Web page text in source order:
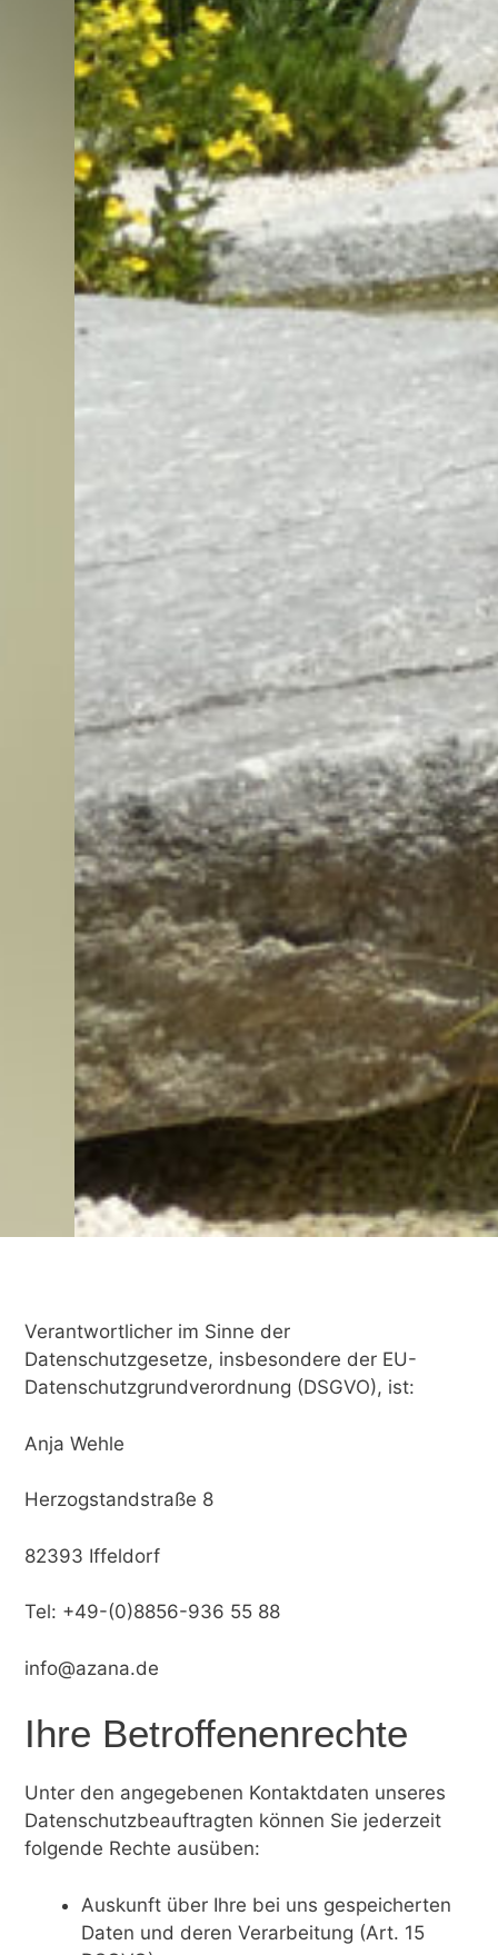
Verantwortlicher im Sinne der
Datenschutzgesetze, insbesondere der EU-
Datenschutzgrundverordnung (DSGVO), ist:
Anja Wehle
Herzogstandstraße 8
82393 Iffeldorf
Tel: +49-(0)8856-936 55 88
info@azana.de
Ihre Betroffenenrechte
Unter den angegebenen Kontaktdaten unseres
Datenschutzbeauftragten können Sie jederzeit
folgende Rechte ausüben:
Auskunft über Ihre bei uns gespeicherten
Daten und deren Verarbeitung (Art. 15